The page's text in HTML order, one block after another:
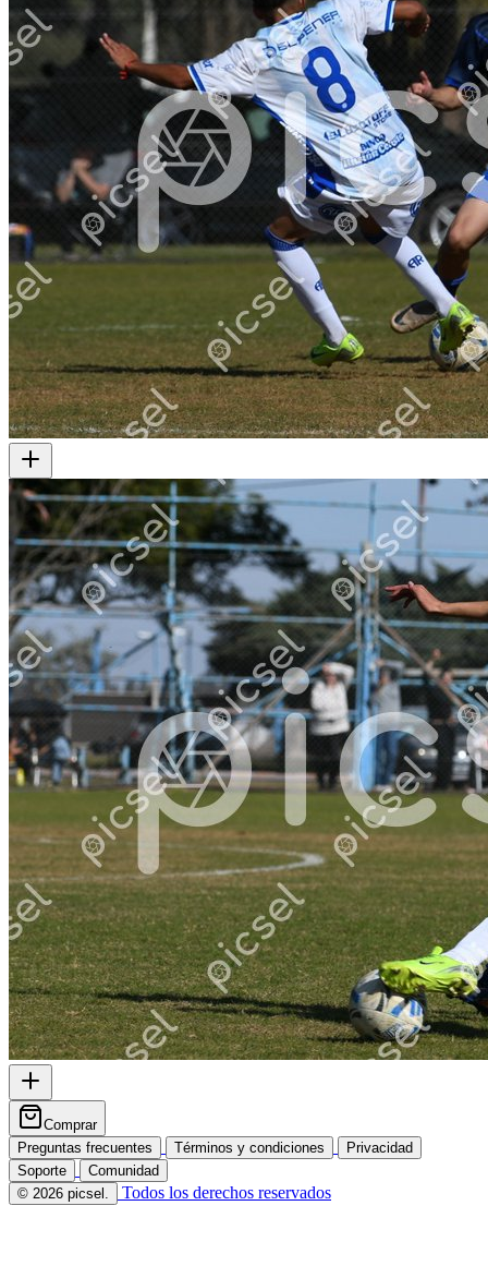
Comprar
Preguntas frecuentes
Términos y condiciones
Privacidad
Soporte
Comunidad
© 2026 picsel.
Todos los derechos reservados